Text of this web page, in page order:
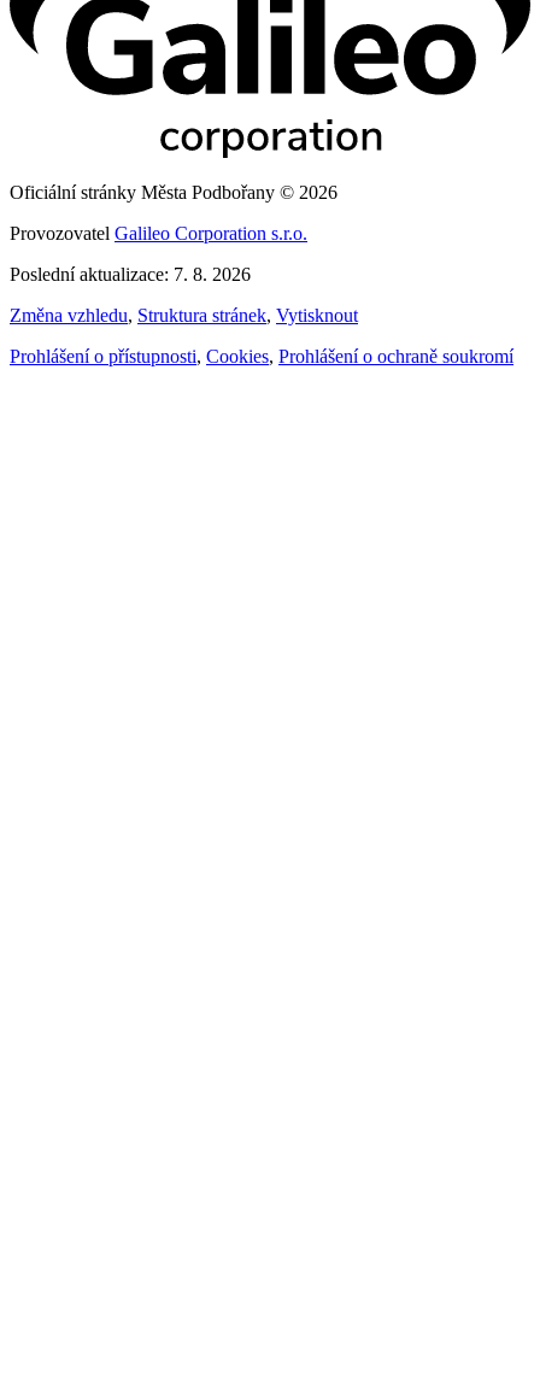
Oficiální stránky Města Podbořany © 2026
Provozovatel Galileo Corporation s.r.o.
Poslední aktualizace: 7. 8. 2026
Změna vzhledu, Struktura stránek, Vytisknout
Prohlášení o přístupnosti, Cookies, Prohlášení o ochraně soukromí